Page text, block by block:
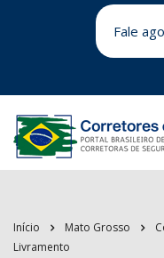
Fale
Início Mato Grosso
Livramento